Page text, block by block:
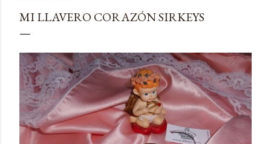
MI LLAVERO CORAZÓN SIRKEYS